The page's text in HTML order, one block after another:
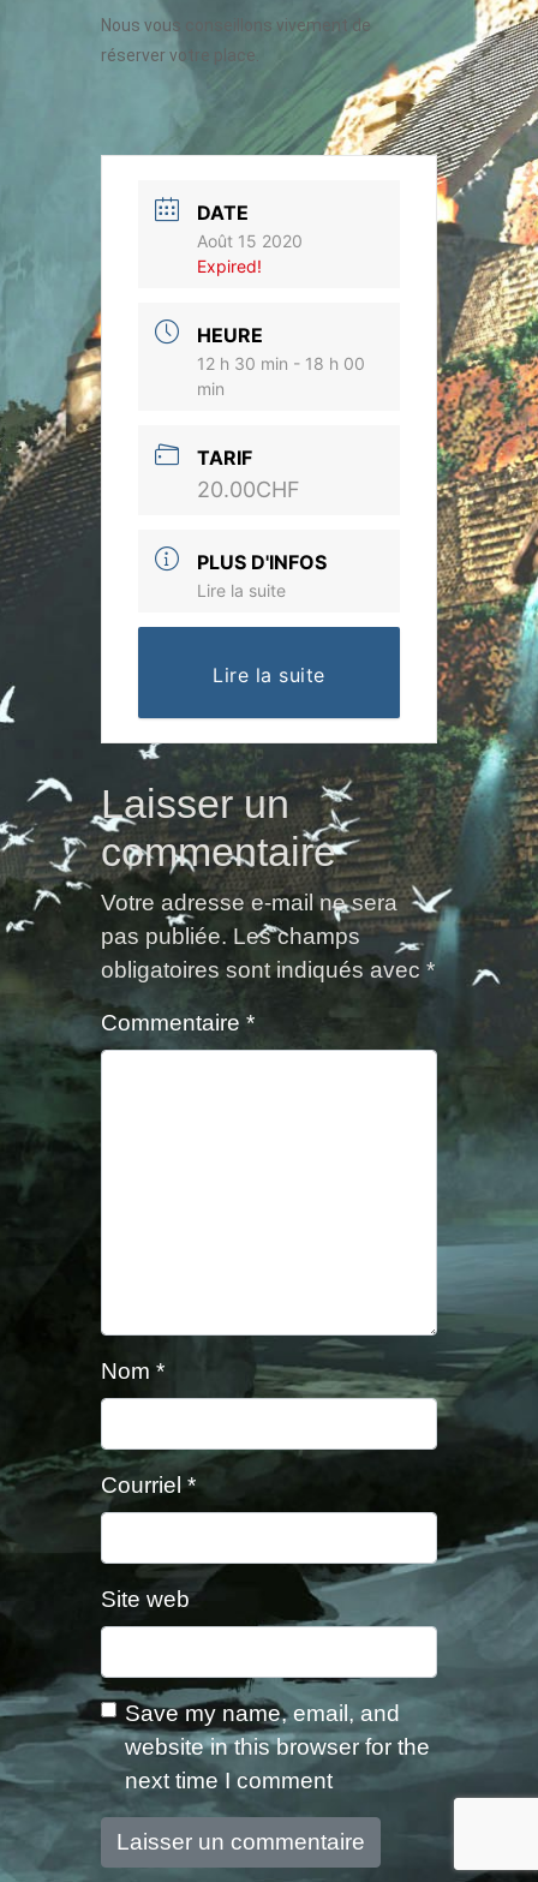
Nous vous conseillons vivement de
réserver votre place.
DATE
Août 15 2020
Expired!
HEURE
12 h 30 min - 18 h 00
min
TARIF
20.00CHF
PLUS D'INFOS
Lire la suite
Lire la suite
Laisser un
commentaire
Votre adresse e-mail ne sera
pas publiée. Les champs
obligatoires sont indiqués avec *
Commentaire *
Nom *
Courriel*
Site web
Save my name, email, and
website in this browser for the
next time I comment